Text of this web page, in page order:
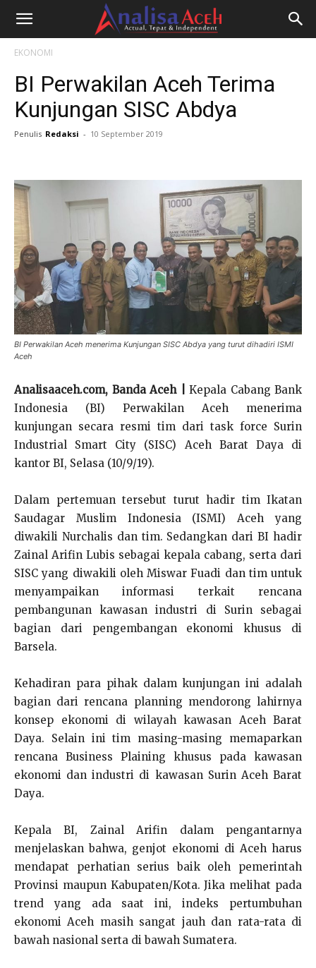
EKONOMI
BI Perwakilan Aceh Terima
Kunjungan SISC Abdya
Penulis Redaksi - 10 September 2019
BI Perwakilan Aceh menerima Kunjungan SISC Abdya yang turut dihadiri ISMI
Aceh
Analisaaceh.com, Banda Aceh |
Kepala Cabang Bank
Indonesia (BI) Perwakilan Aceh menerima
kunjungan secara resmi tim dari task force Surin
Industrial Smart City (SISC) Aceh Barat Daya di
kantor BI, Selasa (10/9/19).
Dalam pertemuan tersebut turut hadir tim Ikatan
Saudagar Muslim Indonesia (ISMI) Aceh yang
diwakili Nurchalis dan tim. Sedangkan dari BI hadir
Zainal Arifin Lubis sebagai kepala cabang, serta dari
SISC yang diwakili oleh Miswar Fuadi dan tim untuk
menyampaikan informasi terkait rencana
pembangunan kawasan industri di Surin sebagai
bagian dari pengembangan ekonomi khusus di
Barsela.
Kehadiran para pihak dalam kunjungan ini adalah
bagian dari rencana planning mendorong lahirnya
konsep ekonomi di wilayah kawasan Aceh Barat
Daya. Selain ini tim masing-masing memaparkan
rencana Business Plaining khusus pada kawasan
ekonomi dan industri di kawasan Surin Aceh Barat
Daya.
Kepala BI, Zainal Arifin dalam pengantarnya
menjelaskan bahwa, genjot ekonomi di Aceh harus
mendapat perhatian serius baik oleh pemerintah
Provinsi maupun Kabupaten/Kota. Jika melihat pada
trend yang ada saat ini, indeks pertumbuhan
ekonomi Aceh masih sangat jauh dan rata-rata di
bawah nasional serta di bawah Sumatera.